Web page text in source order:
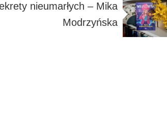
nieumarłych – Mika
Modrzyńska